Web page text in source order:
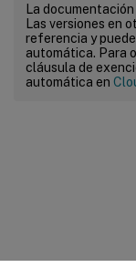
La
Las versiones en
referencia y
automática. Para
cláusula de
automática en